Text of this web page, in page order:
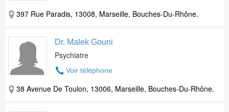
397 Rue Paradis, 13008, Marseille, Bouches-Du-Rhône.
Dr. Malek Gouni
Psychiatre
Voir téléphone
38 Avenue De Toulon, 13006, Marseille, Bouches-Du-Rhône.